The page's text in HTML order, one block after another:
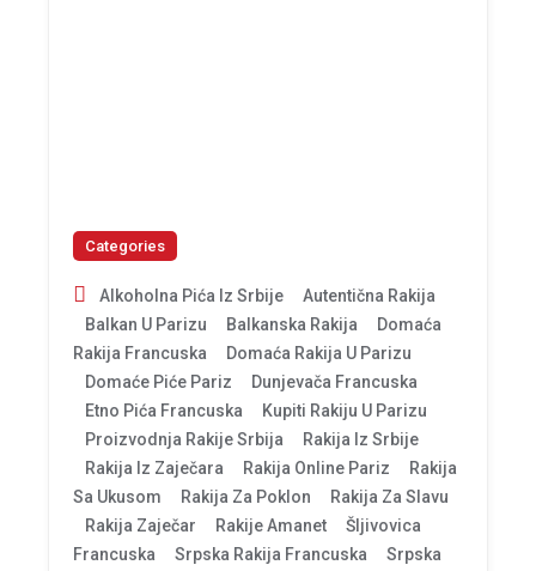
Categories
Alkoholna Pića Iz Srbije
Autentična Rakija
Balkan U Parizu
Balkanska Rakija
Domaća
Rakija Francuska
Domaća Rakija U Parizu
Domaće Piće Pariz
Dunjevača Francuska
Etno Pića Francuska
Kupiti Rakiju U Parizu
Proizvodnja Rakije Srbija
Rakija Iz Srbije
Rakija Iz Zaječara
Rakija Online Pariz
Rakija
Sa Ukusom
Rakija Za Poklon
Rakija Za Slavu
Rakija Zaječar
Rakije Amanet
Šljivovica
Francuska
Srpska Rakija Francuska
Srpska